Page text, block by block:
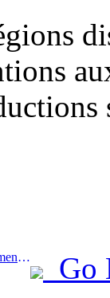
Prev:Huangshan Tourism : Un investissement de 530 millions de yuans est prévu pour la rénovation des hôtels.
Go